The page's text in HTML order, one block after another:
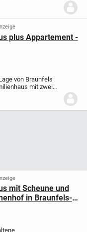
und
Die
plus Appartement -
von Braunfels
mit zwei
toller Aussicht und
bietet viel
mit Scheune und
in Braunfels-